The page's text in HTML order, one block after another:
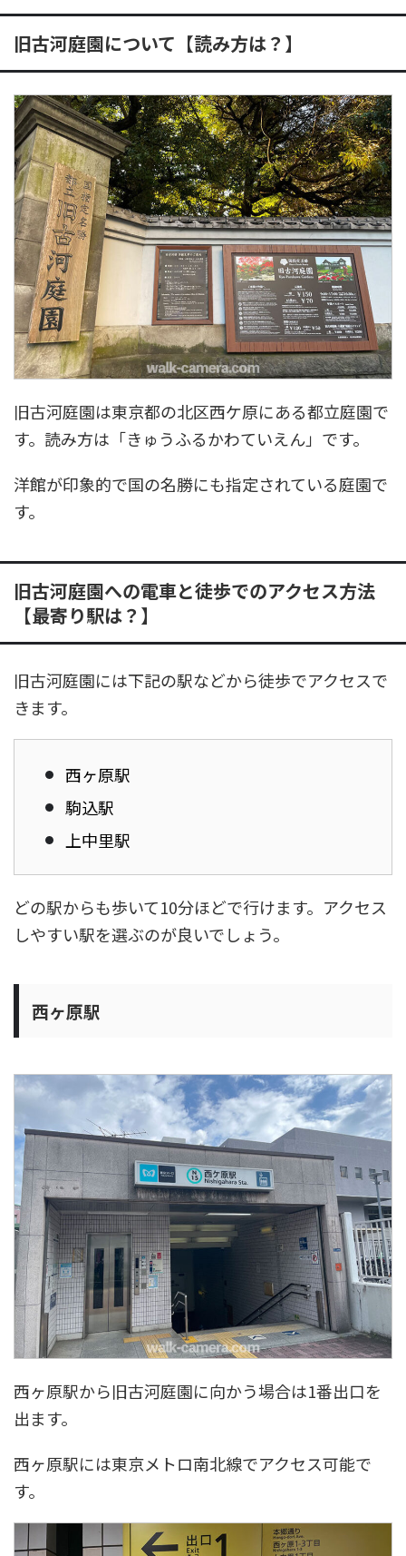
旧古河庭園について【読み方は？】
旧古河庭園は東京都の北区西ケ原にある都立庭園で
す。読み方は「きゅうふるかわていえん」です。
洋館が印象的で国の名勝にも指定されている庭園で
す。
旧古河庭園への電車と徒歩でのアクセス方法
【最寄り駅は？】
旧古河庭園には下記の駅などから徒歩でアクセスで
きます。
西ヶ原駅
駒込駅
上中里駅
どの駅からも歩いて10分ほどで行けます。アクセス
しやすい駅を選ぶのが良いでしょう。
西ヶ原駅
西ヶ原駅から旧古河庭園に向かう場合は1番出口を
出ます。
西ヶ原駅には東京メトロ南北線でアクセス可能で
す。